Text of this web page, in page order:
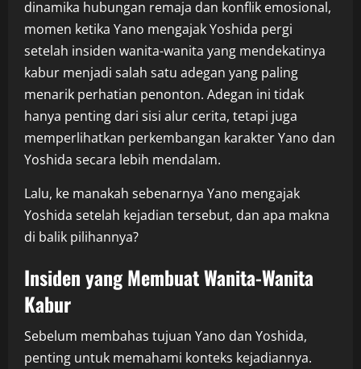
dinamika hubungan remaja dan konflik emosional,
momen ketika Yano mengajak Yoshida pergi
setelah insiden wanita-wanita yang mendekatinya
kabur menjadi salah satu adegan yang paling
menarik perhatian penonton. Adegan ini tidak
hanya penting dari sisi alur cerita, tetapi juga
memperlihatkan perkembangan karakter Yano dan
Yoshida secara lebih mendalam.
Lalu, ke manakah sebenarnya Yano mengajak
Yoshida setelah kejadian tersebut, dan apa makna
di balik pilihannya?
Insiden yang Membuat Wanita-Wanita
Kabur
Sebelum membahas tujuan Yano dan Yoshida,
penting untuk memahami konteks kejadiannya.